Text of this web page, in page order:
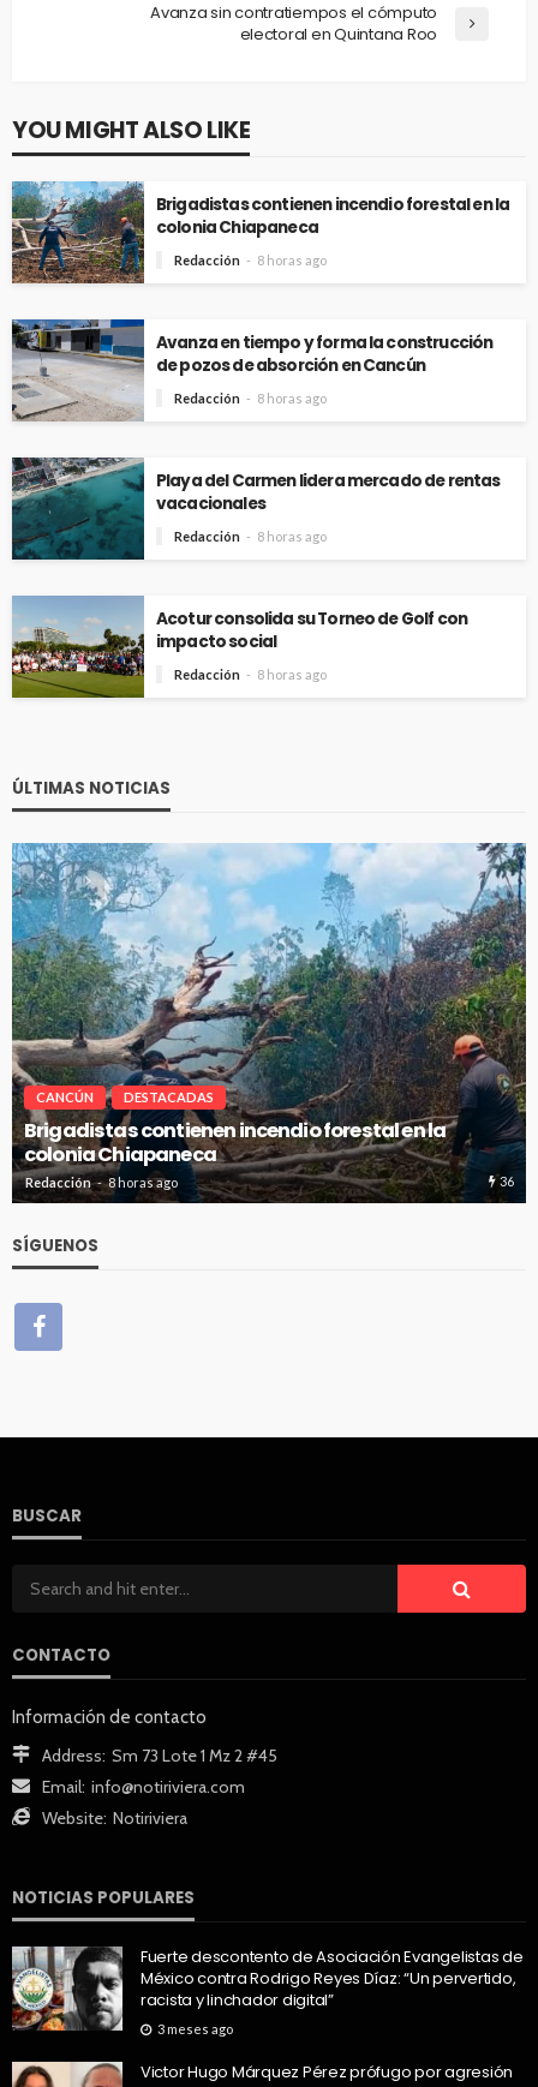
Avanza sin contratiempos el cómputo
electoral en Quintana Roo
YOU MIGHT ALSO LIKE
Brigadistas contienen incendio forestal en la
colonia Chiapaneca
Redacción 8 horas ago
Avanza en tiempo y forma la construcción
de pozos de absorción en Cancún
Redacción 8 horas ago
Playa del Carmen lidera mercado de rentas
vacacionales
Redacción 8 horas ago
Acotur consolida su Torneo de Golf con
impacto social
Redacción 8 horas ago
ÚLTIMAS NOTICIAS
la
36
CANCÚN DESTACADAS
Avanza en tiempo y forma la construcción
de absorción en Cancún
Redacción 8 horas ago
SÍGUENOS
BUSCAR
CONTACTO
Información de contacto
Address: Sm 73 Lote 1 Mz 2 #45
Email: info@notiriviera.com
Website: Notiriviera
NOTICIAS POPULARES
Fuerte descontento de Asociación Evangelistas de
México contra Rodrigo Reyes Díaz: “Un pervertido,
racista y linchador digital”
3 meses ago
Victor Hugo Márquez Pérez prófugo por agresión